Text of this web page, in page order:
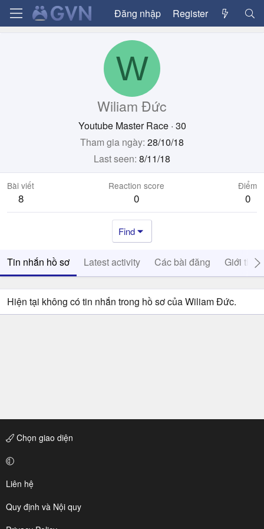
Đăng nhập Register
W
Wiliam Đức
Youtube Master Race · 30
Tham gia ngày 28/10/18
Last seen 8/11/18
Bài viết
8
Reaction score
0
Điểm
0
Find
Tin nhắn hồ sơ Latest activity Các bài đăng Giới thiệu
Hiện tại không có tin nhắn trong hồ sơ của Wiliam Đức.
Chọn giao diện
Liên hệ
Quy định và Nội quy